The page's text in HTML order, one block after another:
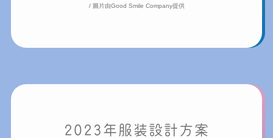
/ 圖片由Good Smile Company提供
2023年服装設計方案